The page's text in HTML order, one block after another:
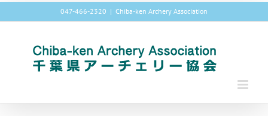
047-466-2320 | Chiba-ken Archery Association